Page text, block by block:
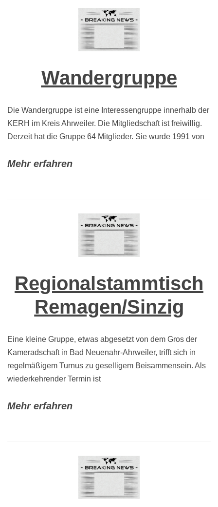
Wandergruppe
Die Wandergruppe ist eine Interessengruppe innerhalb der
KERH im Kreis Ahrweiler. Die Mitgliedschaft ist freiwillig.
Derzeit hat die Gruppe 64 Mitglieder. Sie wurde 1991 von
Mehr erfahren
Regionalstammtisch
Remagen/Sinzig
Eine kleine Gruppe, etwas abgesetzt von dem Gros der
Kameradschaft in Bad Neuenahr-Ahrweiler, trifft sich in
regelmäßigem Turnus zu geselligem Beisammensein. Als
wiederkehrender Termin ist
Mehr erfahren